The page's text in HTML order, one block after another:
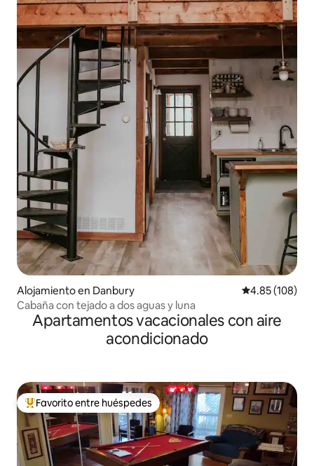
Alojamiento en Danbury Calificación
4.85 (108)
Cabaña con tejado a dos aguas y luna
Apartamentos vacacionales con aire
acondicionado
Favorito entre huéspedes preferido
Favorito entre huéspedes